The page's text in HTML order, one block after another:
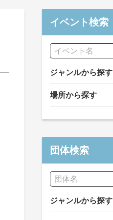
イベント検索
ジャンルから探す
場所から探す
団体検索
ジャンルから探す